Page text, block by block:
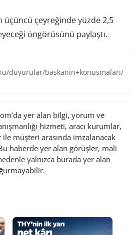
üçüncü çeyreğinde yüzde 2,5
öngörüsünü paylaştı.
duyurular/baskanin+konusmalari/
yer alan bilgi, yorum ve
hizmeti, aracı kurumlar,
müşteri arasında imzalanacak
haberde yer alan görüşler, mali
yalnızca burada yer alan